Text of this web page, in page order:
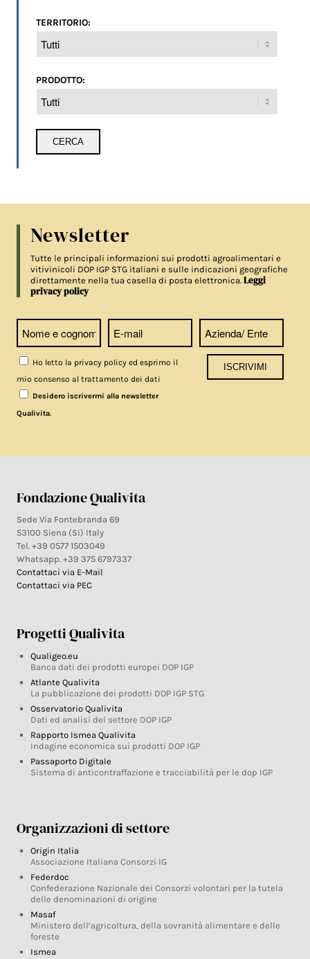
TERRITORIO:
PRODOTTO:
Newsletter
Tutte le principali informazioni sui prodotti agroalimentari e
vitivinicoli DOP IGP STG italiani e sulle indicazioni geografiche
direttamente nella tua casella di posta elettronica.Leggi
privacy policy
Ho letto la privacy policy ed esprimo il
mio consenso al trattamento dei dati
Desidero iscrivermi alla newsletter
Qualivita.
Fondazione Qualivita
Sede Via Fontebranda 69
53100 Siena (Si) Italy
Tel. +39 0577 1503049
Whatsapp. +39 375 6797337
Contattaci via E-Mail
Contattaci via PEC
Progetti Qualivita
Qualigeo.eu
Banca dati dei prodotti europei DOP IGP
Atlante Qualivita
La pubblicazione dei prodotti DOP IGP STG
Osservatorio Qualivita
Dati ed analisi del settore DOP IGP
Rapporto Ismea Qualivita
Indagine economica sui prodotti DOP IGP
Passaporto Digitale
Sistema di anticontraffazione e tracciabilità per le dop IGP
Organizzazioni di settore
Origin Italia
Associazione Italiana Consorzi IG
Federdoc
Confederazione Nazionale dei Consorzi volontari per la tutela
delle denominazioni di origine
Masaf
Ministero dell’agricoltura, della sovranità alimentare e delle
foreste
Ismea